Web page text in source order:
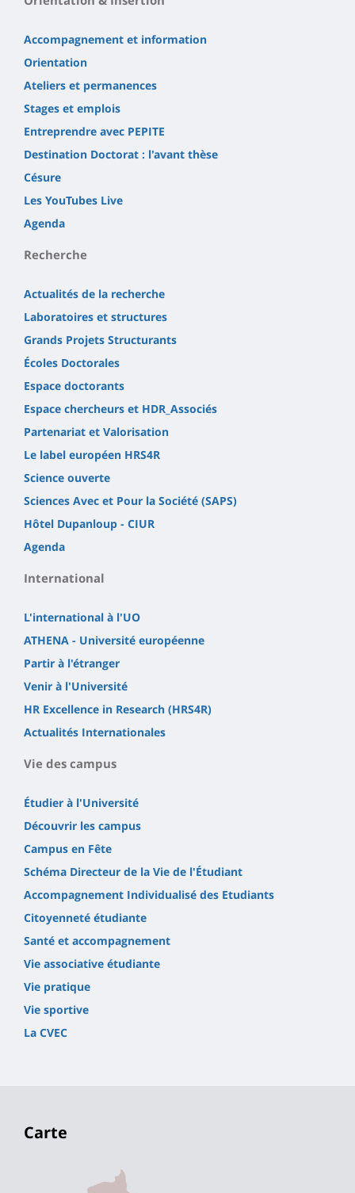
Accompagnement et information
Orientation
Ateliers et permanences
Stages et emplois
Entreprendre avec PEPITE
Destination Doctorat : l'avant thèse
Césure
Les YouTubes Live
Agenda
Recherche
Actualités de la recherche
Laboratoires et structures
Grands Projets Structurants
Écoles Doctorales
Espace doctorants
Espace chercheurs et HDR_Associés
Partenariat et Valorisation
Le label européen HRS4R
Science ouverte
Sciences Avec et Pour la Société (SAPS)
Hôtel Dupanloup - CIUR
Agenda
International
L'international à l'UO
ATHENA - Université européenne
Partir à l'étranger
Venir à l'Université
HR Excellence in Research (HRS4R)
Actualités Internationales
Vie des campus
Étudier à l'Université
Découvrir les campus
Campus en Fête
Schéma Directeur de la Vie de l'Étudiant
Accompagnement Individualisé des Etudiants
Citoyenneté étudiante
Santé et accompagnement
Vie associative étudiante
Vie pratique
Vie sportive
La CVEC
Carte